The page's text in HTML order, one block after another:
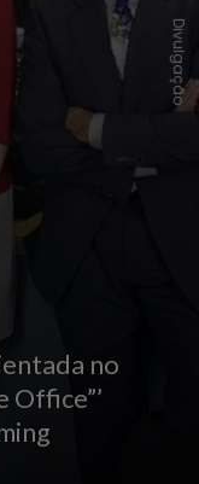
no
Office”’
Divulgação